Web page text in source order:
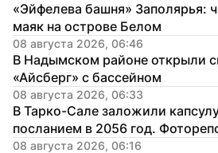
«Эйфелева башня» Заполярья:
маяк на острове Белом
08 августа 2026, 06:46
В Надымском районе открыли
«Айсберг» с бассейном
08 августа 2026, 06:33
В Тарко-Сале заложили
посланием в 2056 год.
08 августа 2026, 06:16